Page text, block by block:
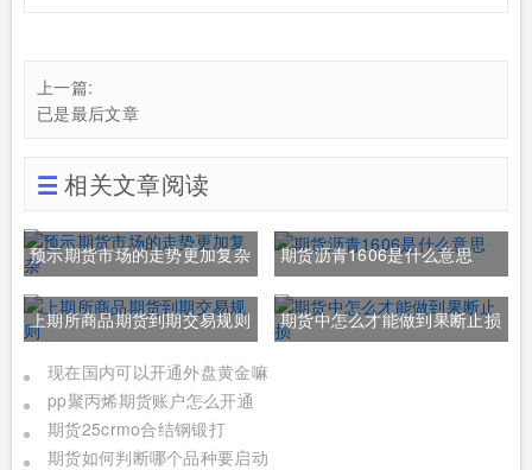
上一篇:
已是最后文章
相关文章阅读
预示期货市场的走势更加复杂 期货沥青1606是什么意思
上期所商品期货到期交易规则 期货中怎么才能做到果断止损
现在国内可以开通外盘黄金嘛
pp聚丙烯期货账户怎么开通
期货25crmo合结钢锻打
期货如何判断哪个品种要启动